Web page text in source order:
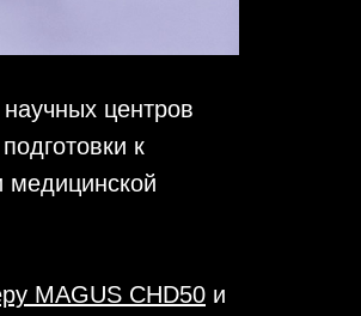
центров
к
медицинской
MAGUS CHD50 и